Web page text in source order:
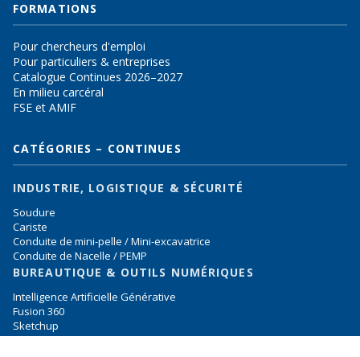
FORMATIONS
Pour chercheurs d'emploi
Pour particuliers & entreprises
Catalogue Continues 2026–2027
En milieu carcéral
FSE et AMIF
CATÉGORIES – CONTINUES
INDUSTRIE, LOGISTIQUE & SÉCURITÉ
Soudure
Cariste
Conduite de mini-pelle / Mini-excavatrice
Conduite de Nacelle / PEMP
BUREAUTIQUE & OUTILS NUMÉRIQUES
Intelligence Artificielle Générative
Fusion 360
Sketchup
Inkscape